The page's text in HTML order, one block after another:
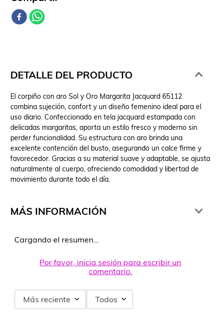
DETALLE DEL PRODUCTO
El corpiño con aro Sol y Oro Margarita Jacquard 65112
combina sujeción, confort y un diseño femenino ideal para el
uso diario. Confeccionado en tela jacquard estampada con
delicadas margaritas, aporta un estilo fresco y moderno sin
perder funcionalidad. Su estructura con aro brinda una
excelente contención del busto, asegurando un calce firme y
favorecedor. Gracias a su material suave y adaptable, se ajusta
naturalmente al cuerpo, ofreciendo comodidad y libertad de
movimiento durante todo el día.
MÁS INFORMACIÓN
Cargando el resumen…
Por favor, inicia sesión para escribir un
comentario.
Más reciente Todos